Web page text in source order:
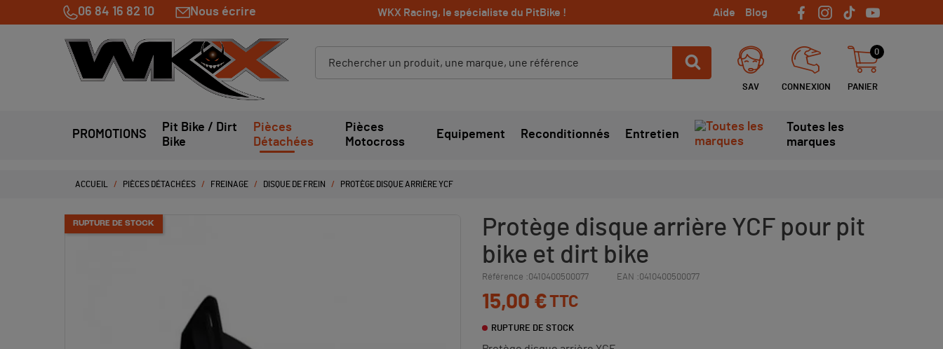
06 84 16 82 10 Nous écrire WKX Racing, le spécialiste du PitBike ! Aide Blog
SAV CONNEXION PANIER
0
PROMOTIONS
Pit Bike / Dirt
Bike
Pièces
Détachées
Pièces
Motocross
Equipement Reconditionnés Entretien
Toutes les
marques
ACCUEIL PIÈCES DÉTACHÉES FREINAGE DISQUE DE FREIN PROTÈGE DISQUE ARRIÈRE YCF
RUPTURE DE STOCK
Protège disque arrière YCF pour pit
bike et dirt bike
Référence :0410400500077 EAN :0410400500077
15,00 €TTC
RUPTURE DE STOCK